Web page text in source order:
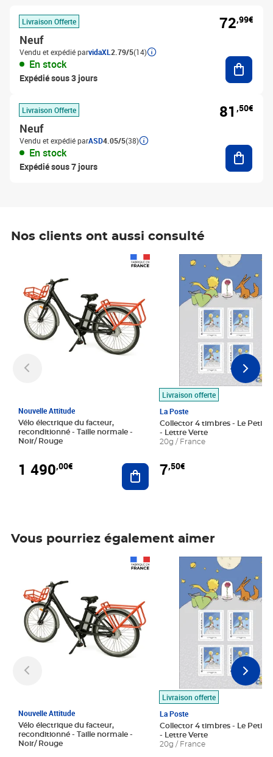
Livraison Offerte
Neuf
Vendu et expédié parvidaXL 2.79/5(14)
En stock
Expédié sous 3 jours
72,99€
Livraison Offerte
Neuf
Vendu et expédié parASD4.05/5(38)
En stock
Expédié sous 7 jours
81 ,50€
Nos clients ont aussi consulté
Nouvelle Attitude
Vélo électrique du facteur,
reconditionné - Taille normale -
Noir/ Rouge
1 490,00€ Ajouter au panier
Livraison offerte
La Poste
Collector 4 timbres - Le Petit
- Lettre Verte
20g / France
7,50€
Prix 7,50€
Vous pourriez également aimer
Nouvelle Attitude
Vélo électrique du facteur,
reconditionné - Taille normale -
Noir/ Rouge
Livraison offerte
La Poste
Collector 4 timbres - Le Petit
- Lettre Verte
20g / France
Prix 7,50€